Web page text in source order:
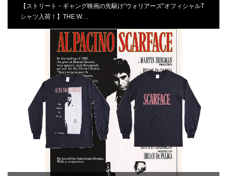
【ストリート・ギャング映画の先駆け”ウォリアーズ”オフィシャルT
シャツ入荷！】THE W…